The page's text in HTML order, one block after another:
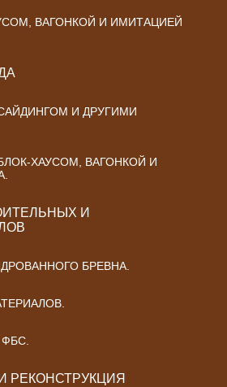
ВАГОНКОЙ И ИМИТАЦИЕЙ
И ДРУГИМИ
ХАУСОМ, ВАГОНКОЙ И
И
БРЕВНА.
РЕКОНСТРУКЦИЯ